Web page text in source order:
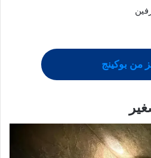
من بوكينج